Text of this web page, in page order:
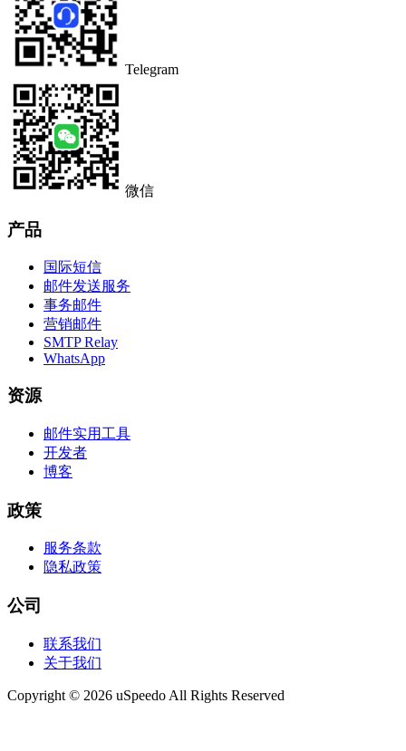
Telegram
微信
产品
国际短信
邮件发送服务
事务邮件
营销邮件
SMTP Relay
WhatsApp
资源
邮件实用工具
开发者
博客
政策
服务条款
隐私政策
公司
联系我们
关于我们
Copyright © 2026 uSpeedo All Rights Reserved